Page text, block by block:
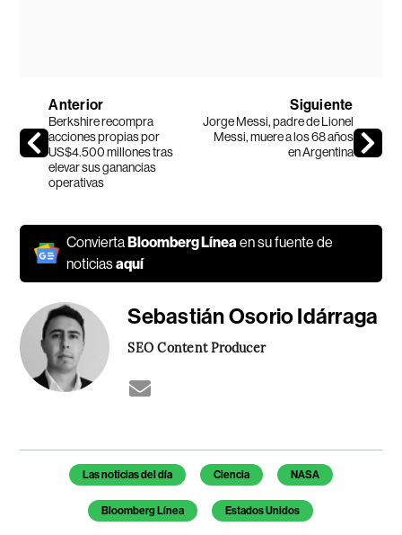
Anterior
Berkshire recompra
acciones propias por
US$4.500 millones tras
elevar sus ganancias
operativas
Siguiente
Jorge Messi, padre de Lionel
Messi, muere a los 68 años
en Argentina
ConviertaBloomberg Línea en su fuente de
noticiasaquí
Sebastián Osorio Idárraga
SEO Content Producer
Temas de este artículo
Las noticias del día Ciencia NASA
Bloomberg Línea Estados Unidos